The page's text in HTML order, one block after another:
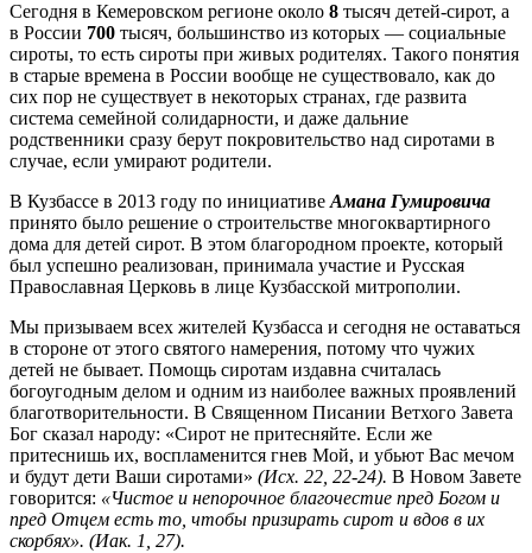
Сегодня в Кемеровском регионе около 8 тысяч детей-сирот, а
в России 700 тысяч, большинство из которых — социальные
сироты, то есть сироты при живых родителях. Такого понятия
в старые времена в России вообще не существовало, как до
сих пор не существует в некоторых странах, где развита
система семейной солидарности, и даже дальние
родственники сразу берут покровительство над сиротами в
случае, если умирают родители.
В Кузбассе в 2013 году по инициативе Амана Гумировича
принято было решение о строительстве многоквартирного
дома для детей сирот. В этом благородном проекте, который
был успешно реализован, принимала участие и Русская
Православная Церковь в лице Кузбасской митрополии.
Мы призываем всех жителей Кузбасса и сегодня не оставаться
в стороне от этого святого намерения, потому что чужих
детей не бывает. Помощь сиротам издавна считалась
богоугодным делом и одним из наиболее важных проявлений
благотворительности. В Священном Писании Ветхого Завета
Бог сказал народу: «Сирот не притесняйте. Если же
притеснишь их, воспламенится гнев Мой, и убьют Вас мечом
и будут дети Ваши сиротами» (Исх. 22, 22-24). В Новом Завете
говорится: «Чистое и непорочное благочестие пред Богом и
пред Отцем есть то, чтобы призирать сирот и вдов в их
скорбях». (Иак. 1, 27).